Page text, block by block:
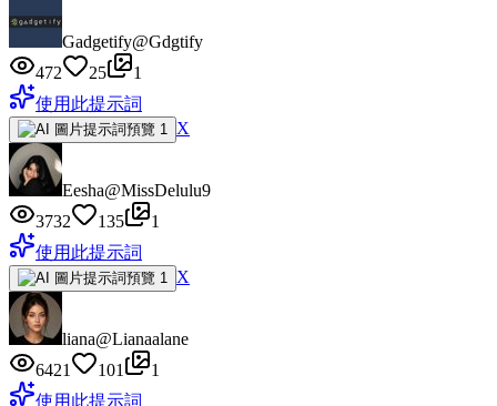
Gadgetify@Gdgtify
472
25
1
使用此提示詞
X
Eesha@MissDelulu9
3732
135
1
使用此提示詞
X
liana@Lianaalane
6421
101
1
使用此提示詞